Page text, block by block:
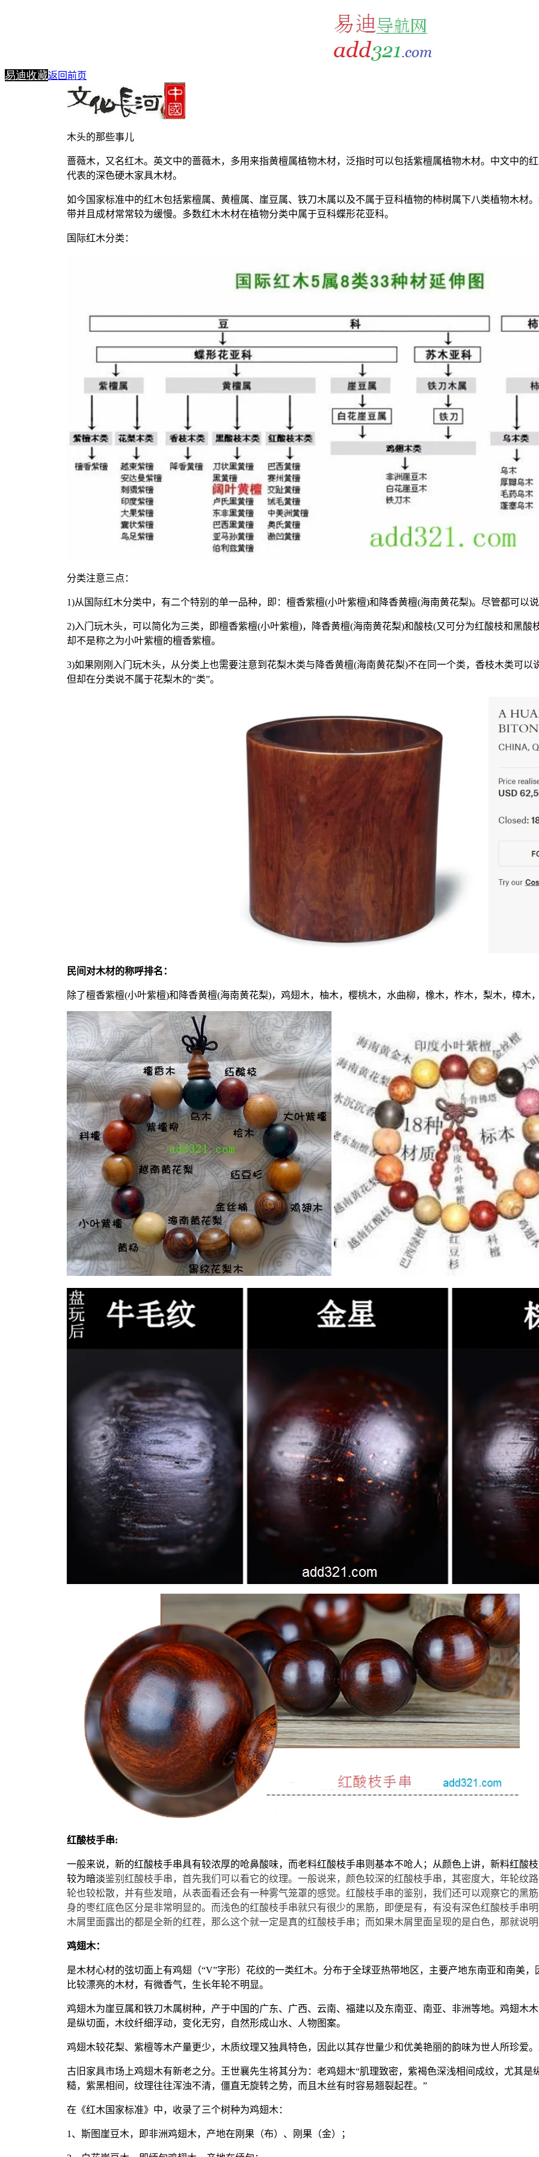
易迪收藏返回前页
木头的那些事儿
蔷薇木，又名红木。英文中的蔷薇木，多用来指黄檀属植物木材，泛指时可以包括紫檀属植物木材。中文中的
代表的深色硬木家具木材。
如今国家标准中的红木包括紫檀属、黄檀属、崖豆属、铁刀木属以及不属于豆科植物的柿树属下八类植物木材
带并且成材常常较为缓慢。多数红木木材在植物分类中属于豆科蝶形花亚科。
国际红木分类：
分类注意三点：
1)从国际红木分类中，有二个特别的单一品种，即：檀香紫檀(小叶紫檀)和降香黄檀(海南黄花梨)。尽管都可以
2)入门玩木头，可以简化为三类，即檀香紫檀(小叶紫檀)，降香黄檀(海南黄花梨)和酸枝(又可分为红酸枝和黑酸
却不是称之为小叶紫檀的檀香紫檀。
3)如果刚刚入门玩木头，从分类上也需要注意到花梨木类与降香黄檀(海南黄花梨)不在同一个类，香枝木类可以
但却在分类说不属于花梨木的“类”。
民间对木材的称呼排名：
除了檀香紫檀(小叶紫檀)和降香黄檀(海南黄花梨)，鸡翅木，柚木，樱桃木，水曲柳，橡木，柞木，梨木，樟木
红酸枝手串:
一般来说，新的红酸枝手串具有较浓厚的呛鼻酸味，而老料红酸枝手串则基本不呛人；从颜色上讲，新料红酸
较为暗淡鉴别红酸枝手串，首先我们可以看它的纹理。一般说来，颜色较深的红酸枝手串，其密度大，年轮纹
轮也较松散，并有些发暗，从表面看还会有一种雾气笼罩的感觉。红酸枝手串的鉴别，我们还可以观察它的黑
身的枣红底色区分是非常明显的。而浅色的红酸枝手串就只有很少的黑筋，即便是有，有没有深色红酸枝手串
木屑里面露出的都是全新的红茬，那么这个就一定是真的红酸枝手串；而如果木屑里面呈现的是白色，那就说
鸡翅木：
是木材心材的弦切面上有鸡翅（“V”字形）花纹的一类红木。分布于全球亚热带地区，主要产地东南亚和南美，
比较漂亮的木材，有微香气，生长年轮不明显。
鸡翅木为崖豆属和铁刀木属树种，产于中国的广东、广西、云南、福建以及东南亚、南亚、非洲等地。鸡翅木
是纵切面，木纹纤细浮动，变化无穷，自然形成山水、人物图案。
鸡翅木较花梨、紫檀等木产量更少，木质纹理又独具特色，因此以其存世量少和优美艳丽的韵味为世人所珍爱
古旧家具市场上鸡翅木有新老之分。王世襄先生将其分为：老鸡翅木“肌理致密，紫褐色深浅相间成纹，尤其
糙，紫黑相间，纹理往往浑浊不清，僵直无旋转之势，而且木丝有时容易翘裂起茬。 ”
在《红木国家标准》中，收录了三个树种为鸡翅木：
1 、斯图崖豆木，即非洲鸡翅木，产地在刚果（布）、刚果（金）；